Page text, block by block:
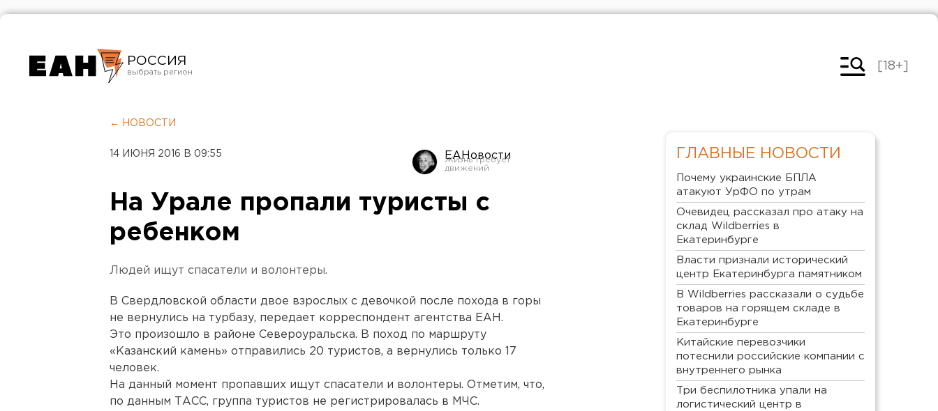
РОССИЯ
Челябинск
[18+]
← НОВОСТИ
14 ИЮНЯ 2016 В 09:55 ЕАНовости
На Урале пропали туристы с
ребенком
Людей ищут спасатели и волонтеры.
В Свердловской области двое взрослых с девочкой после похода в горы
не вернулись на турбазу, передает корреспондент агентства ЕАН.
Это произошло в районе Североуральска. В поход по маршруту
«Казанский камень» отправились 20 туристов, а вернулись только 17
человек.
На данный момент пропавших ищут спасатели и волонтеры. Отметим, что,
по данным ТАСС, группа туристов не регистрировалась в МЧС.
ГЛАВНЫЕ НОВОСТИ
Почему украинские БПЛА
атакуют УрФО по утрам
Очевидец рассказал про атаку на
склад Wildberries в
Екатеринбурге
Власти признали исторический
центр Екатеринбурга памятником
В Wildberries рассказали о судьбе
товаров на горящем складе в
Екатеринбурге
Китайские перевозчики
потеснили российские компании с
внутреннего рынка
Три беспилотника упали на
логистический центр в